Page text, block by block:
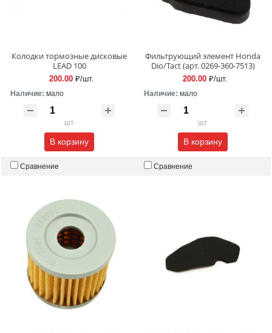
Колодки тормозные дисковые
LEAD 100
200.00 ₽/шт.
Наличие: мало
шт
В корзину
Сравнение
Фильтрующий элемент Honda
Dio/Tact (арт. 0269-360-7513)
200.00 ₽/шт.
Наличие: мало
шт
В корзину
Сравнение